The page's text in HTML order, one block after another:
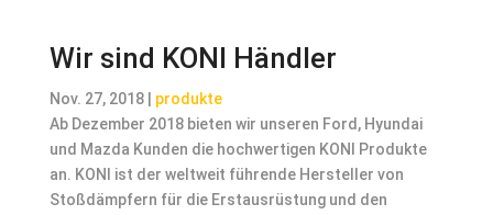
Wir sind KONI Händler
Nov. 27, 2018| produkte
Ab Dezember 2018 bieten wir unseren Ford, Hyundai
und Mazda Kunden die hochwertigen KONI Produkte
an. KONI ist der weltweit führende Hersteller von
Stoßdämpfern für die Erstausrüstung und den